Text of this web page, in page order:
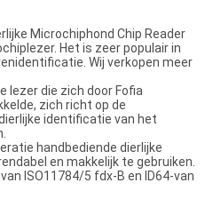
Microchiphond Chip Reader
Het is zeer populair in
Wij verkopen meer
lezer die zich door Fofia
zich richt op de
identificatie van het
handbediende dierlijke
en makkelijk te gebruiken.
ISO11784/5 fdx-B en ID64-van